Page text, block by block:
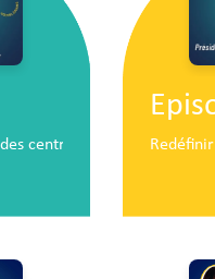
centres commerciaux de